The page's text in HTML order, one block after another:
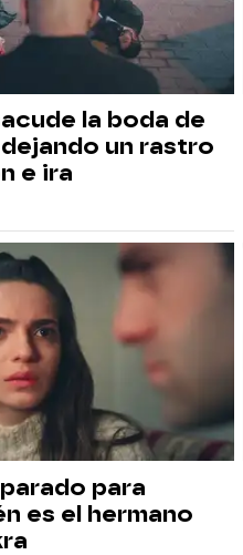
la boda de
un rastro
e ira
para
es el hermano